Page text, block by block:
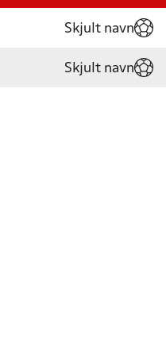
Skjult navn
Skjult navn